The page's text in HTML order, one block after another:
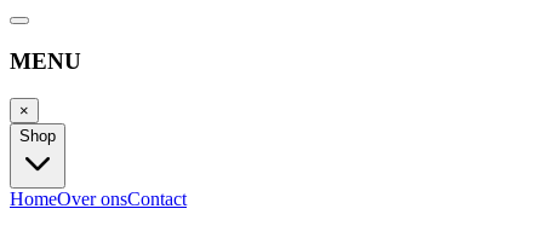
MENU
×
Shop
HomeOver onsContact